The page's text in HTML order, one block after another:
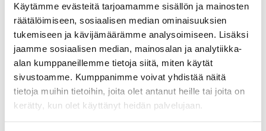
Käytämme evästeitä tarjoamamme sisällön ja mainosten
räätälöimiseen, sosiaalisen median ominaisuuksien
tukemiseen ja kävijämäärämme analysoimiseen. Lisäksi
jaamme sosiaalisen median, mainosalan ja analytiikka-
alan kumppaneillemme tietoja siitä, miten käytät
sivustoamme. Kumppanimme voivat yhdistää näitä
tietoja muihin tietoihin, joita olet antanut heille tai joita on
kerätty, kun olet käyttänyt heidän palvelujaan.
Päätös sähköjohdon sijoittamisesta Vaajasalmen
kylässä sijaitsevalle
tilalle Haukiranta 2:59
Maa-ainesluvan myöntäminen Savon kuljetus
Oy:lle tilalle Pattoonmäki RN:o 4:37
Päätöksen antaminen poikkeamishakemuksesta,
joka koskee Vaajasalmen kylässä sijaitsevaa Karila-
tilaa RN:o 2:125